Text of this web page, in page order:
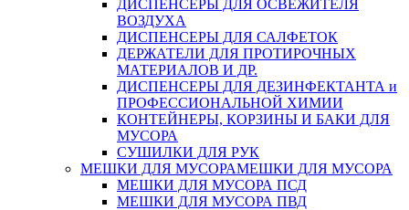
ДИСПЕНСЕРЫ ДЛЯ ОСВЕЖИТЕЛЯ
ВОЗДУХА
ДИСПЕНСЕРЫ ДЛЯ САЛФЕТОК
ДЕРЖАТЕЛИ ДЛЯ ПРОТИРОЧНЫХ
МАТЕРИАЛОВ И ДР.
ДИСПЕНСЕРЫ ДЛЯ ДЕЗИНФЕКТАНТА и
ПРОФЕССИОНАЛЬНОЙ ХИМИИ
КОНТЕЙНЕРЫ, КОРЗИНЫ И БАКИ ДЛЯ
МУСОРА
СУШИЛКИ ДЛЯ РУК
МЕШКИ ДЛЯ МУСОРАМЕШКИ ДЛЯ МУСОРА
МЕШКИ ДЛЯ МУСОРА ПСД
МЕШКИ ДЛЯ МУСОРА ПВД